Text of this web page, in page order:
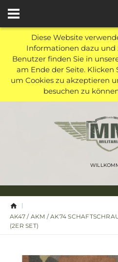
Diese Website
Informationen dazu und
Benutzer finden Sie in
am Ende der Seite. Klicken
um Cookies zu akzeptieren
besuchen zu
AK47 / AKM / AK74
(2ER SET)